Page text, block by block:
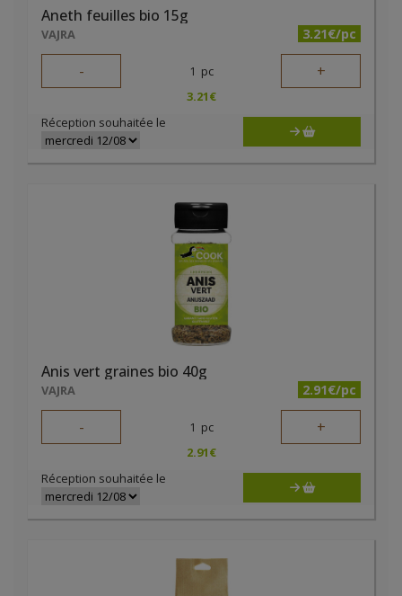
Aneth feuilles bio 15g
VAJRA 3.21€/pc
- 1 pc +
3.21€
Réception souhaitée le
Anis vert graines bio 40g
VAJRA 2.91€/pc
- 1 pc +
2.91€
Réception souhaitée le